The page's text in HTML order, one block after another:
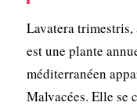
Lavatera trimestris,
est une plante
méditerranéen
Malvacées. Elle se